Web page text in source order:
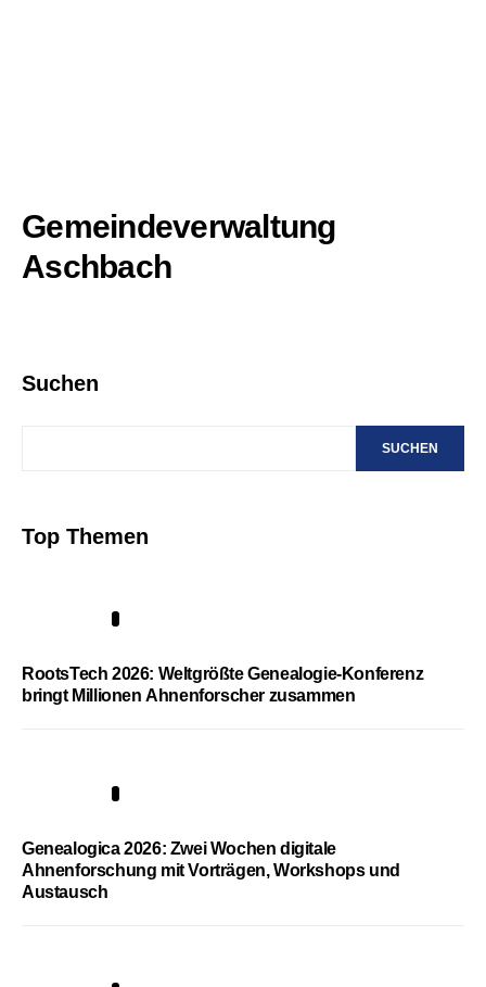
Gemeindeverwaltung
Aschbach
Suchen
SUCHEN
Top Themen
RootsTech 2026: Weltgrößte Genealogie-Konferenz
bringt Millionen Ahnenforscher zusammen
Genealogica 2026: Zwei Wochen digitale
Ahnenforschung mit Vorträgen, Workshops und
Austausch